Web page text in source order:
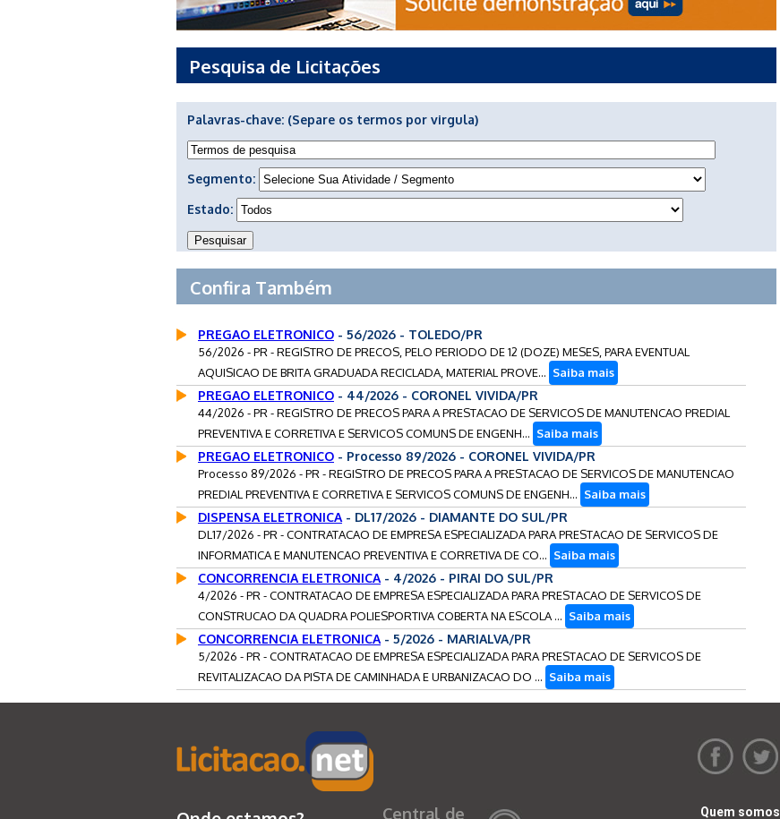
Pesquisa de Licitações
Palavras-chave: (Separe os termos por virgula)
Segmento:
Estado:
Confira Também
PREGAO ELETRONICO - 56/2026 - TOLEDO/PR
56/2026 - PR - REGISTRO DE PRECOS, PELO PERIODO DE 12 (DOZE) MESES, PARA EVENTUAL
AQUISICAO DE BRITA GRADUADA RECICLADA, MATERIAL PROVE... Saiba mais
PREGAO ELETRONICO - 44/2026 - CORONEL VIVIDA/PR
44/2026 - PR - REGISTRO DE PRECOS PARA A PRESTACAO DE SERVICOS DE MANUTENCAO PREDIAL
PREVENTIVA E CORRETIVA E SERVICOS COMUNS DE ENGENH... Saiba mais
PREGAO ELETRONICO - Processo 89/2026 - CORONEL VIVIDA/PR
Processo 89/2026 - PR - REGISTRO DE PRECOS PARA A PRESTACAO DE SERVICOS DE MANUTENCAO
PREDIAL PREVENTIVA E CORRETIVA E SERVICOS COMUNS DE ENGENH... Saiba mais
DISPENSA ELETRONICA - DL17/2026 - DIAMANTE DO SUL/PR
DL17/2026 - PR - CONTRATACAO DE EMPRESA ESPECIALIZADA PARA PRESTACAO DE SERVICOS DE
INFORMATICA E MANUTENCAO PREVENTIVA E CORRETIVA DE CO... Saiba mais
CONCORRENCIA ELETRONICA - 4/2026 - PIRAI DO SUL/PR
4/2026 - PR - CONTRATACAO DE EMPRESA ESPECIALIZADA PARA PRESTACAO DE SERVICOS DE
CONSTRUCAO DA QUADRA POLIESPORTIVA COBERTA NA ESCOLA ... Saiba mais
CONCORRENCIA ELETRONICA - 5/2026 - MARIALVA/PR
5/2026 - PR - CONTRATACAO DE EMPRESA ESPECIALIZADA PARA PRESTACAO DE SERVICOS DE
REVITALIZACAO DA PISTA DE CAMINHADA E URBANIZACAO DO ... Saiba mais
Central de Quem somos